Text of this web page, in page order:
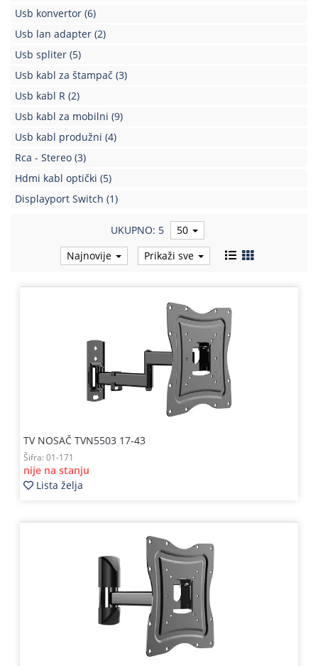
Usb konvertor (6)
Usb lan adapter (2)
Usb spliter (5)
Usb kabl za štampač (3)
Usb kabl R (2)
Usb kabl za mobilni (9)
Usb kabl produžni (4)
Rca - Stereo (3)
Hdmi kabl optički (5)
Displayport Switch (1)
UKUPNO: 5
50
Najnovije
Prikaži sve
TV NOSAČ TVN5503 17-43
Šifra: 01-171
nije na stanju
Lista želja